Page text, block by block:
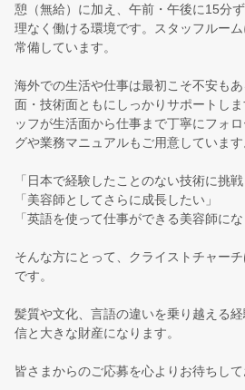
憩（無給）に加え、午前・午後に15分
理なく働ける環境です。スタッフルー
常備しています。
海外での生活や仕事は最初こそ不安も
面・技術面ともにしっかりサポートし
ッフが生活面から仕事まで丁寧にフォ
グや業務マニュアルもご用意しています
「日本で経験したことのない技術に挑戦
「美容師としてさらに成長したい」
「英語を使って仕事ができる美容師にな
そんな方にとって、クライストチャー
です。
髪質や文化、言語の違いを乗り越える
信と大きな財産になります。
皆さまからのご応募を心よりお待ちして